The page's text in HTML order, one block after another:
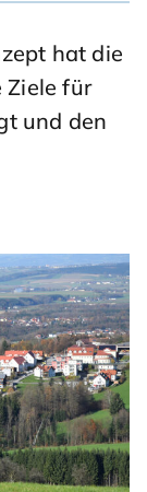
hat die
für
und den